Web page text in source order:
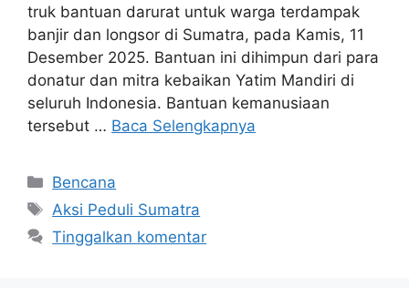
truk bantuan darurat untuk warga terdampak
banjir dan longsor di Sumatra, pada Kamis, 11
Desember 2025. Bantuan ini dihimpun dari para
donatur dan mitra kebaikan Yatim Mandiri di
seluruh Indonesia. Bantuan kemanusiaan
tersebut … Baca Selengkapnya
Bencana
Aksi Peduli Sumatra
Tinggalkan komentar